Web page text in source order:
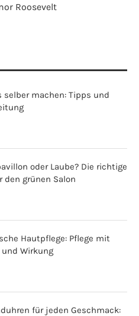
Roosevelt
selber machen: Tipps und
oder Laube? Die richtige
den grünen Salon
Hautpflege: Pflege mit
Wirkung
für jeden Geschmack: